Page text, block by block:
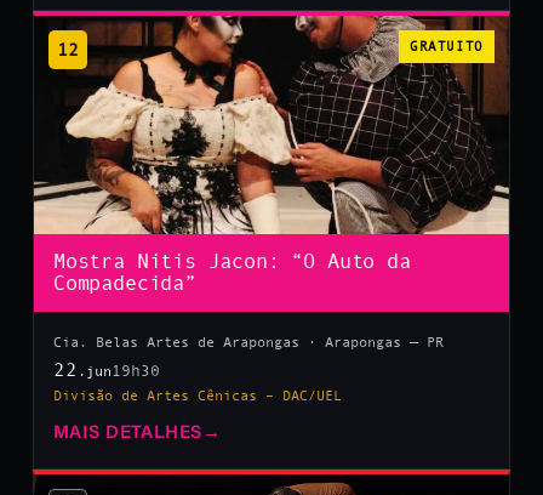
12 GRATUITO
Mostra Nitis Jacon: “O Auto da
Compadecida”
Cia. Belas Artes de Arapongas · Arapongas — PR
22 .jun 19h30
Divisão de Artes Cênicas – DAC/UEL
MAIS DETALHES →